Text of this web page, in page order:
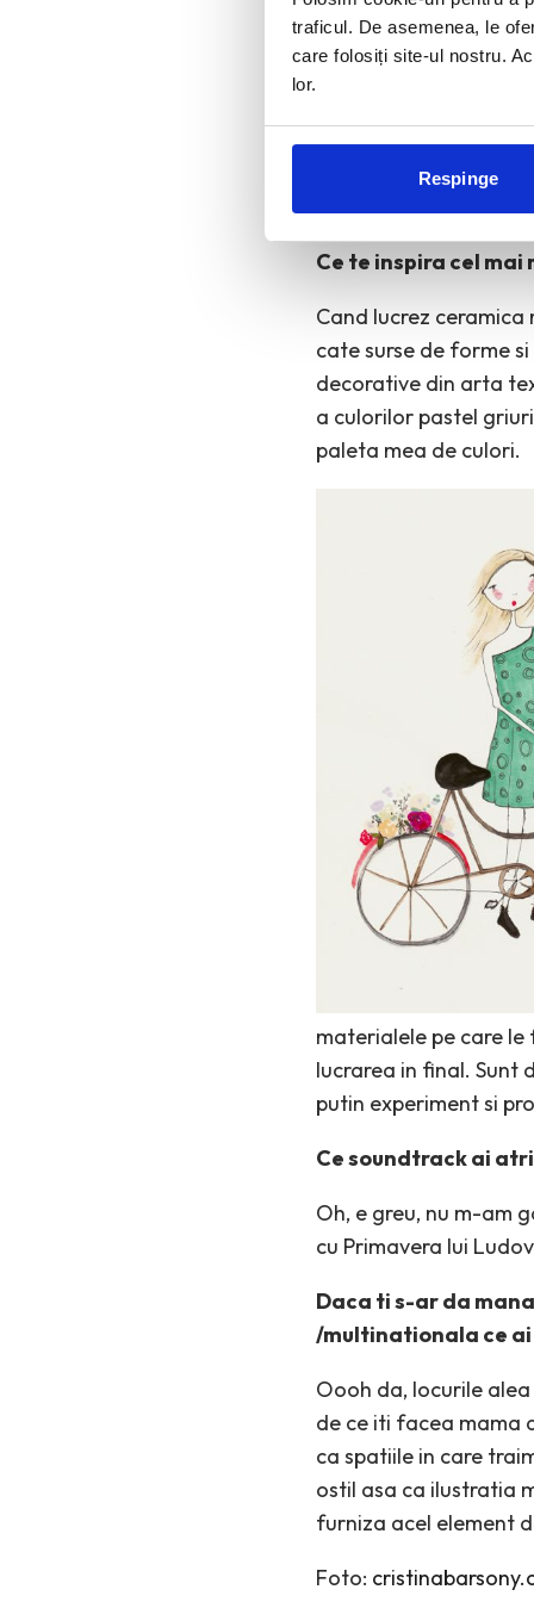
traficul. De asemenea, le
care folosiți site-ul nostru.
lor.
Respinge
experimentez.”
Un proiect care ii
in calea fugii
Cristina a realizat
timp nelimitat.
Ce te inspira cel mai
Cand lucrez
cate surse de forme
decorative din arta
a culorilor pastel
paleta mea de culori.
materialele pe care le
lucrarea in final. Sunt
putin experiment si
Ce soundtrack ai
Oh, e greu, nu m-am
cu Primavera lui
Daca ti s-ar da
/multinationala ce ai
Oooh da, locurile
de ce iti facea mama
ca spatiile in care
ostil asa ca ilustratia
furniza acel element
Foto: